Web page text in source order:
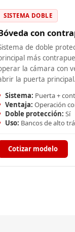
SISTEMA DOBLE
con
de doble
más
la cámara con
la puerta principal.
Sistema: Puerta +
Ventaja: Operación
Doble protección: Sí
Uso: Bancos de alto
Cotizar modelo